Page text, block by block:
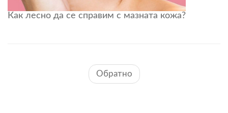
Как лесно да се справим с мазната кожа?
Обратно